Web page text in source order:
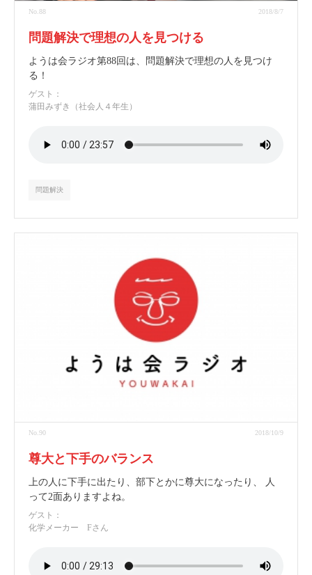
No.88 2018/8/7
問題解決で理想の人を見つける
ようは会ラジオ第88回は、問題解決で理想の人を見つけ
る！
ゲスト：
蒲田みずき（社会人４年生）
問題解決
No.90 2018/10/9
尊大と下手のバランス
上の人に下手に出たり、部下とかに尊大になったり、 人
って2面ありますよね。
ゲスト：
化学メーカー Fさん